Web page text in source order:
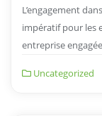
L’engagement
impératif pour les
entreprise
Uncategorized